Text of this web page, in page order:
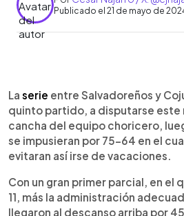
Publicado el 21 de mayo de
► Escuchar artículo
La serie entre Salvadoreños y
quinto partido, a disputarse este
cancha del equipo choricero,
se impusieran por 75-64 en el
evitaran así irse de vacaciones.
Con un gran primer parcial, en el
11, más la administración
llegaron al descanso arriba por